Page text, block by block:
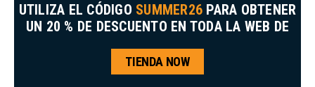
UTILIZA EL CÓDIGO SUMMER26 PARA OBTENER
UN 20 % DE DESCUENTO EN TODA LA WEB DE
TIENDA NOW